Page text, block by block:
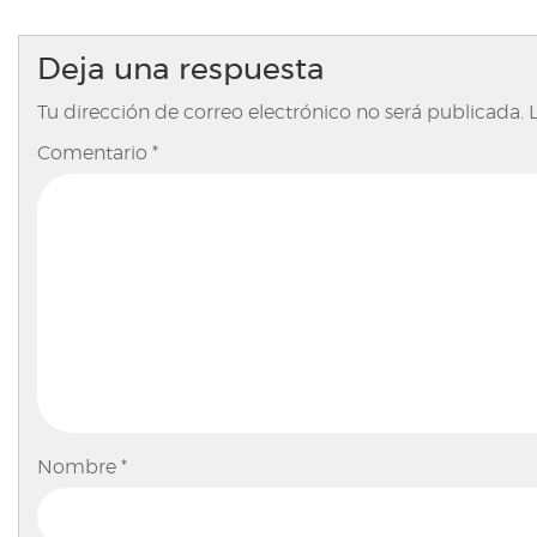
Deja una respuesta
Tu dirección de correo electrónico no será publicada.
Comentario *
Nombre *